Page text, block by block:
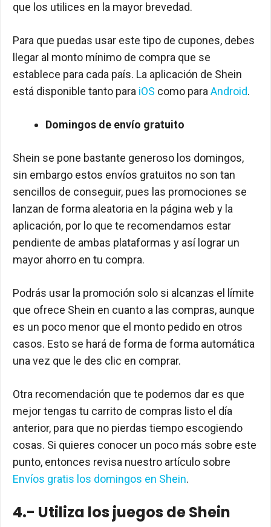
que los utilices en la mayor brevedad.
Para que puedas usar este tipo de cupones, debes
llegar al monto mínimo de compra que se
establece para cada país. La aplicación de Shein
está disponible tanto para iOS como paraAndroid.
Domingos de envío gratuito
Shein se pone bastante generoso los domingos,
sin embargo estos envíos gratuitos no son tan
sencillos de conseguir, pues las promociones se
lanzan de forma aleatoria en la página web y la
aplicación, por lo que te recomendamos estar
pendiente de ambas plataformas y así lograr un
mayor ahorro en tu compra.
Podrás usar la promoción solo si alcanzas el límite
que ofrece Shein en cuanto a las compras, aunque
es un poco menor que el monto pedido en otros
casos. Esto se hará de forma de forma automática
una vez que le des clic en comprar.
Otra recomendación que te podemos dar es que
mejor tengas tu carrito de compras listo el día
anterior, para que no pierdas tiempo escogiendo
cosas. Si quieres conocer un poco más sobre este
punto, entonces revisa nuestro artículo sobre
Envíos gratis los domingos en Shein.
4.- Utiliza los juegos de Shein